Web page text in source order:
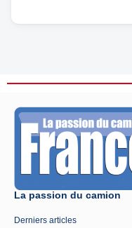
La passion du camion
Derniers articles